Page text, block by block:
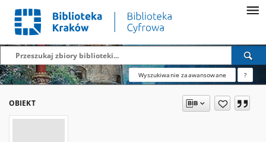
Wyszukiwanie zaawansowane ?
OBIEKT